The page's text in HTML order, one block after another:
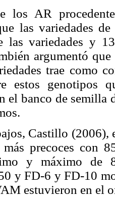
los AR
las variedades
las varie­dades y
argumentó
trae como
estos genotipos
el banco de
Castillo
precoces con
y máximo de
y FD-6 y FD-10
estuvieron en el